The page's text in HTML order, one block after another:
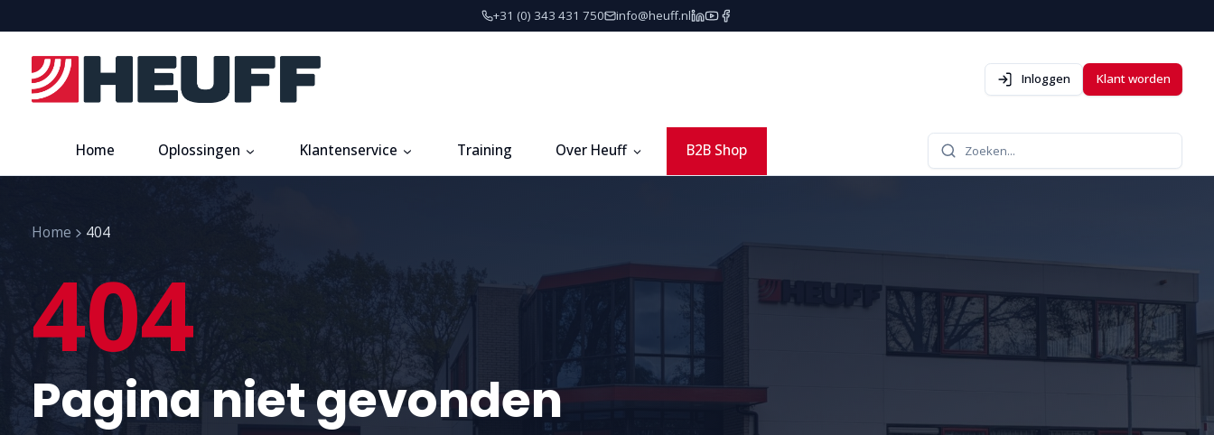
+31 (0) 343 431 750 info@heuff.nl
Inloggen Klant worden
Home Oplossingen Klantenservice Training Over Heuff B2B Shop Zoeken...
Home 404
404
Pagina niet gevonden